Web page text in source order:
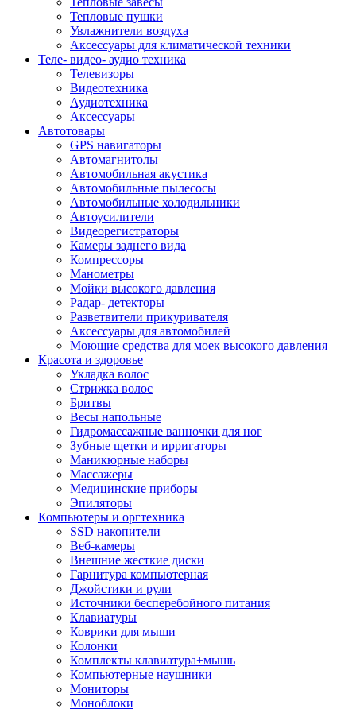
Тепловые пушки
Увлажнители воздуха
Аксессуары для климатической техники
Теле- видео- аудио техника
Телевизоры
Видеотехника
Аудиотехника
Аксессуары
Автотовары
GPS навигаторы
Автомагнитолы
Автомобильная акустика
Автомобильные пылесосы
Автомобильные холодильники
Автоусилители
Видеорегистраторы
Камеры заднего вида
Компрессоры
Манометры
Мойки высокого давления
Радар- детекторы
Разветвители прикуривателя
Аксессуары для автомобилей
Моющие средства для моек высокого давления
Красота и здоровье
Укладка волос
Стрижка волос
Бритвы
Весы напольные
Гидромассажные ванночки для ног
Зубные щетки и ирригаторы
Маникюрные наборы
Массажеры
Медицинские приборы
Эпиляторы
Компьютеры и оргтехника
SSD накопители
Веб-камеры
Внешние жесткие диски
Гарнитура компьютерная
Джойстики и рули
Источники бесперебойного питания
Клавиатуры
Коврики для мыши
Колонки
Комплекты клавиатура+мышь
Компьютерные наушники
Мониторы
Моноблоки